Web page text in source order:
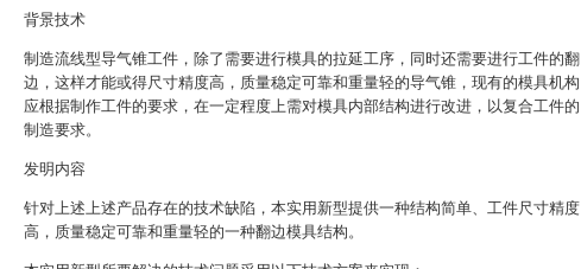
背景技术
制造流线型导气锥工件，除了需要进行模具的拉延工序，同时还需要进行工件的翻
边，这样才能或得尺寸精度高，质量稳定可靠和重量轻的导气锥，现有的模具机构
应根据制作工件的要求，在一定程度上需对模具内部结构进行改进，以复合工件的
制造要求。
发明内容
针对上述上述产品存在的技术缺陷，本实用新型提供一种结构简单、工件尺寸精度
高，质量稳定可靠和重量轻的一种翻边模具结构。